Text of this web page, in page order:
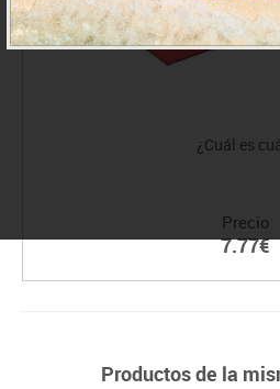
¿Cuál es
Precio
7.77€
Productos de la